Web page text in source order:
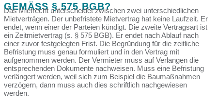
GEMÄSS § 575 BGB?
Das Mietrecht unterscheidet zwischen zwei unterschiedlichen
Mietverträgen. Der unbefristete Mietvertrag hat keine Laufzeit. Er
endet, wenn einer der Parteien kündigt. Die zweite Vertragsart ist
ein Zeitmietvertrag (s. § 575 BGB). Er endet nach Ablauf nach
einer zuvor festgelegten Frist. Die Begründung für die zeitliche
Befristung muss genau formuliert und in den Vertrag mit
aufgenommen werden. Der Vermieter muss auf Verlangen die
entsprechenden Dokumente nachweisen. Muss eine Befristung
verlängert werden, weil sich zum Beispiel die Baumaßnahmen
verzögern, dann muss auch dies schriftlich nachgewiesen
werden.